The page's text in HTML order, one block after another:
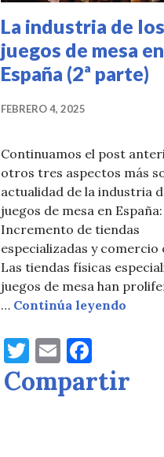
La industria de los
juegos de mesa en
España (2ª parte)
FEBRERO 4, 2025
Continuamos el post
otros tres aspectos más
actualidad de la industria
juegos de mesa en España:
Incremento de tiendas
especializadas y comercio
Las tiendas físicas
juegos de mesa han
… Continúa leyendo La
T
w
it
E
m
ai
a
c
Compartir